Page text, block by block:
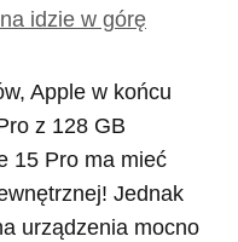
idzie w górę
Apple w końcu
z 128 GB
15 Pro ma mieć
Jednak
urządzenia mocno